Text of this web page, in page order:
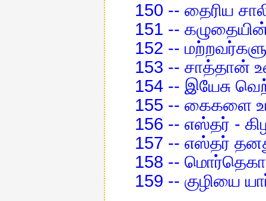
150 -- தைரிய
151 --
152 --
153 -- சாத்தான்
154 -- இயேசு
155 -- கைகளை
156 -- எஸ்தர் -
157 -- எஸ்தர்
158 --
159 -- குழியை